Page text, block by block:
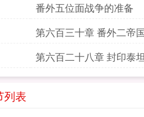
番外五位面战争的准备
第六百三十章 番外二帝
第六百二十八章 封印泰
列表